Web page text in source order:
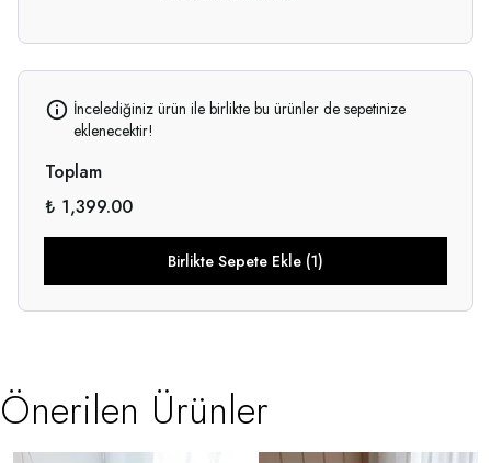
İncelediğiniz ürün ile birlikte bu ürünler de sepetinize
eklenecektir!
Toplam
₺ 1,399.00
Birlikte Sepete Ekle (1)
Önerilen Ürünler